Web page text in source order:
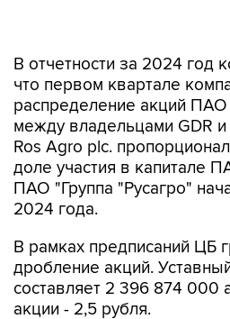
распределение акций ПАО
между владельцами GDR
Ros Agro plc.
доле участия в капитале
ПАО "Группа "Русагро"
2024 года.
В рамках предписаний ЦБ
составляет 2 396 874 000
акции - 2,5 рубля.
ГК "Русагро" - один из